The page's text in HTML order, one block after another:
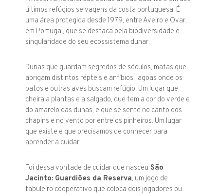
últimos refúgios selvagens da costa portuguesa. É
uma área protegida desde 1979, entre Aveiro e Ovar,
em Portugal, que se destaca pela biodiversidade e
singularidade do seu ecossistema dunar.
Dunas que guardam segredos de séculos, matas que
abrigam distintos répteis e anfíbios, lagoas onde os
patos e outras aves buscam refúgio. Um lugar que
cheira a plantas e a salgado, que tem a cor do verde e
do amarelo das dunas, e que se sente no canto dos
chapins e no vento por entre os pinheiros. Um lugar
que existe e que precisamos de conhecer para
aprender a cuidar.
Foi dessa vontade de cuidar que nasceu São
Jacinto: Guardiões da Reserva, um jogo de
tabuleiro cooperativo que coloca dois jogadores ou